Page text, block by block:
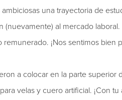
una trayectoria de
al mercado
¡Nos sentimos bien
a colocar en la parte superior
velas y cuero artificial. ¡Con